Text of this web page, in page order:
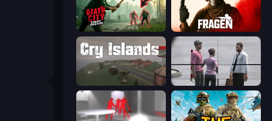
Death City Zombie Invasion Fragen